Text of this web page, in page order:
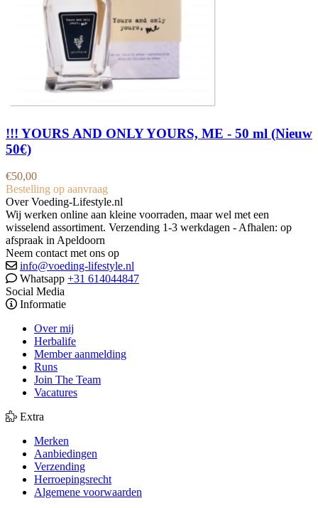
!!! YOURS AND ONLY YOURS, ME - 50 ml (Nieuw
50€)
€50,00
Bestelling op aanvraag
Over Voeding-Lifestyle.nl
Wij werken online aan kleine voorraden, maar wel met een
wisselend assortiment. Verzending 1-3 werkdagen - Afhalen: op
afspraak in Apeldoorn
Neem contact met ons op
info@voeding-lifestyle.nl
Whatsapp +31 614044847
Social Media
Informatie
Over mij
Herbalife
Member aanmelding
Runs
Join The Team
Vacatures
Extra
Merken
Aanbiedingen
Verzending
Herroepingsrecht
Algemene voorwaarden